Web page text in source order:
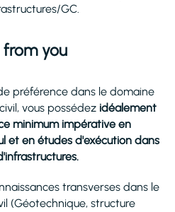
GC.
you
préférence dans le domaine
vous possédez idéalement
minimum impérative en
et en études d'exécution dans
transverses dans le
(Géotechnique, structure